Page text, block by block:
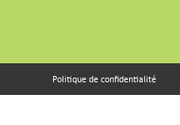
Politique de confidentialité